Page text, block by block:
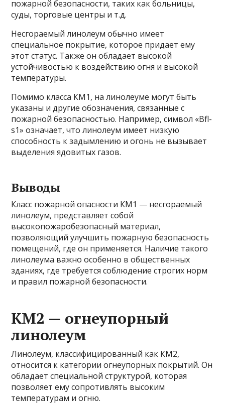
пожарной безопасности, таких как больницы,
суды, торговые центры и т.д.
Несгораемый линолеум обычно имеет
специальное покрытие, которое придает ему
этот статус. Также он обладает высокой
устойчивостью к воздействию огня и высокой
температуры.
Помимо класса КМ1, на линолеуме могут быть
указаны и другие обозначения, связанные с
пожарной безопасностью. Например, символ «Bfl-
s1» означает, что линолеум имеет низкую
способность к задымлению и огонь не вызывает
выделения ядовитых газов.
Выводы
Класс пожарной опасности КМ1 — несгораемый
линолеум, представляет собой
высокопожаробезопасный материал,
позволяющий улучшить пожарную безопасность
помещений, где он применяется. Наличие такого
линолеума важно особенно в общественных
зданиях, где требуется соблюдение строгих норм
и правил пожарной безопасности.
КМ2 — огнеупорный
линолеум
Линолеум, классифицированный как КМ2,
относится к категории огнеупорных покрытий. Он
обладает специальной структурой, которая
позволяет ему сопротивлять высоким
температурам и огню.